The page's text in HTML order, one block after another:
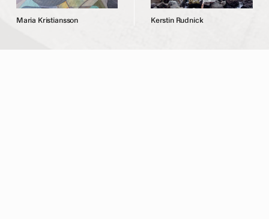
Maria Kristiansson Kerstin Rudnick